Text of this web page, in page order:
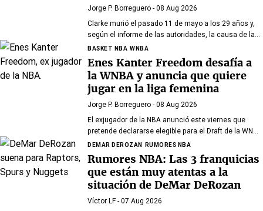
Jorge P. Borreguero - 08 Aug 2026
Clarke murió el pasado 11 de mayo a los 29 años y,
según el informe de las autoridades, la causa de la
muerte fueron los efectos de la heroína y la cocaína
BASKET NBA WNBA
Enes Kanter Freedom desafía a
la WNBA y anuncia que quiere
jugar en la liga femenina
Jorge P. Borreguero - 08 Aug 2026
El exjugador de la NBA anunció este viernes que
pretende declararse elegible para el Draft de la WNBA
de 2027
DEMAR DEROZAN RUMORES NBA
Rumores NBA: Las 3 franquicias
que están muy atentas a la
situación de DeMar DeRozan
Víctor LF- 07 Aug 2026